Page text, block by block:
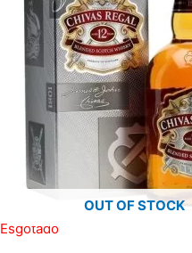
OUT OF STOCK
Esgotado